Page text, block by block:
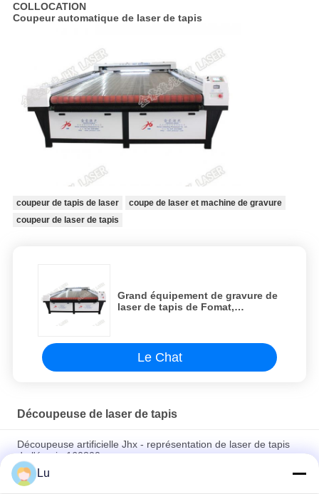
COLLOCATION
Coupeur automatique de laser de tapis
coupeur de tapis de laser
coupe de laser et machine de gravure
coupeur de laser de tapis
Grand équipement de gravure de
laser de tapis de Fomat,
Le Chat
Découpeuse de laser de tapis
Découpeuse artificielle Jhx - représentation de laser de tapis
de l'écurie 160300s
Grand équipement de gravure de laser de tapis de Fomat,
Lu